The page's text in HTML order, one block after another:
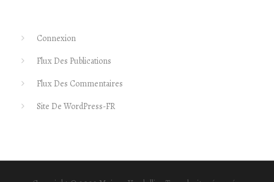
Connexion
Flux Des Publications
Flux Des Commentaires
Site De WordPress-FR